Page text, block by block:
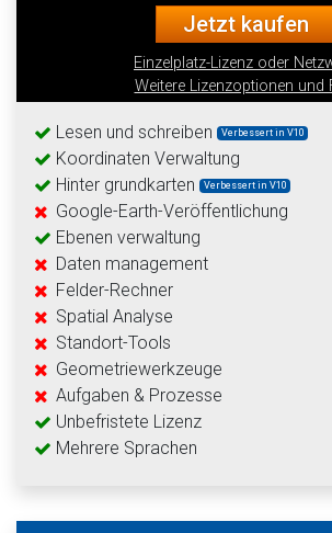
Jetzt kaufen
Einzelplatz-Lizenz oder
Weitere Lizenzoptionen und
Lesen und schreiben Verbessert in V10
Koordinaten Verwaltung
Hinter grundkarten
Verbessert in V10
Google-Earth-Veröffentlichung
Ebenen verwaltung
Daten management
Felder-Rechner
Spatial Analyse
Standort-Tools
Geometriewerkzeuge
Aufgaben & Prozesse
Unbefristete Lizenz
Mehrere Sprachen